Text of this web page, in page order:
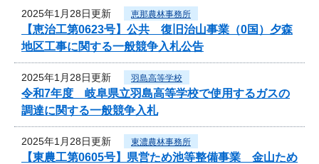
2025年1月28日更新 恵那農林事務所
【恵治工第0623号】公共 復旧治山事業（0国）夕森
地区工事に関する一般競争入札公告
2025年1月28日更新 羽島高等学校
令和7年度 岐阜県立羽島高等学校で使用するガスの
調達に関する一般競争入札
2025年1月28日更新 東濃農林事務所
【東農工第0605号】県営ため池等整備事業 金山ため